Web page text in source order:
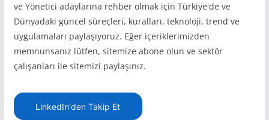
ve Yönetici adaylarına rehber olmak için Türkiye'de ve
Dünyadaki güncel süreçleri, kuralları, teknoloji, trend ve
uygulamaları paylaşıyoruz. Eğer içeriklerimizden
memnunsanız lütfen, sitemize abone olun ve sektör
çalışanları ile sitemizi paylaşınız.
LinkedIn'den Takip Et